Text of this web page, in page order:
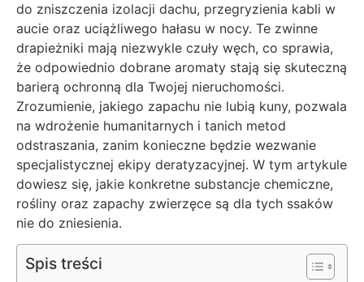
do zniszczenia izolacji dachu, przegryzienia kabli w
aucie oraz uciążliwego hałasu w nocy. Te zwinne
drapieżniki mają niezwykle czuły węch, co sprawia,
że odpowiednio dobrane aromaty stają się skuteczną
barierą ochronną dla Twojej nieruchomości.
Zrozumienie, jakiego zapachu nie lubią kuny, pozwala
na wdrożenie humanitarnych i tanich metod
odstraszania, zanim konieczne będzie wezwanie
specjalistycznej ekipy deratyzacyjnej. W tym artykule
dowiesz się, jakie konkretne substancje chemiczne,
rośliny oraz zapachy zwierzęce są dla tych ssaków
nie do zniesienia.
Spis treści